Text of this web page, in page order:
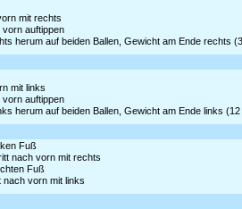
mit rechts
auftippen
herum auf beiden Ballen, Gewicht am Ende rechts
mit links
auftippen
herum auf beiden Ballen, Gewicht am Ende links
Fuß
nach vorn mit rechts
Fuß
vorn mit links